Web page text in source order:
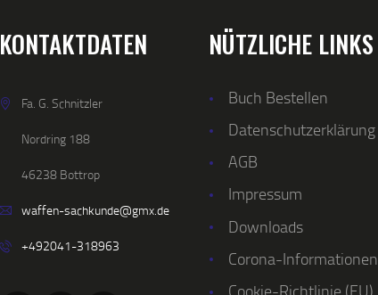
KONTAKTDATEN
Fa. G. Schnitzler
Nordring 188
46238 Bottrop
waffen-sachkunde@gmx.de
+492041-318963
NÜTZLICHE LINKS
Buch Bestellen
Datenschutzerklärung
AGB
Impressum
Downloads
Corona-Informationen
Cookie-Richtlinie (EU)